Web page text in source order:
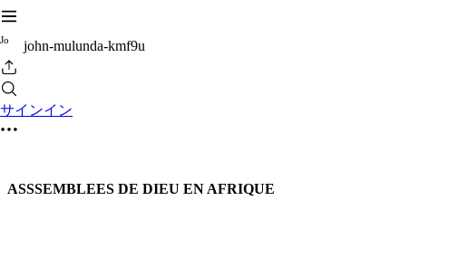
Jo john-mulunda-kmf9u
サインイン
ASSSEMBLEES DE DIEU EN AFRIQUE